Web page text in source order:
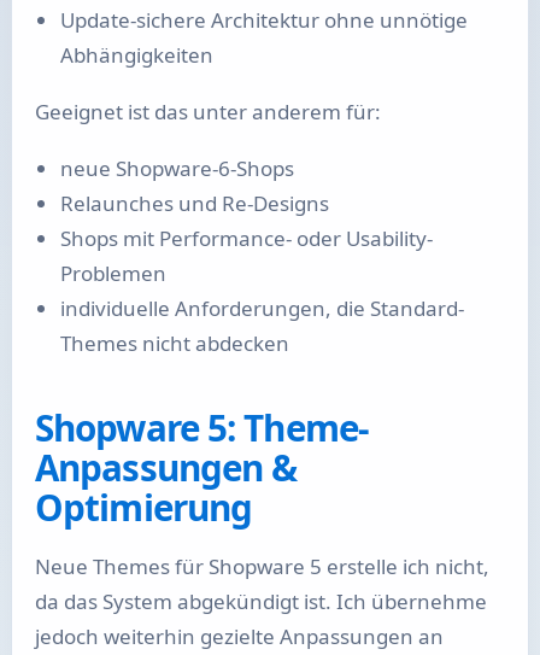
Update-sichere Architektur ohne unnötige
Abhängigkeiten
Geeignet ist das unter anderem für:
neue Shopware-6-Shops
Relaunches und Re-Designs
Shops mit Performance- oder Usability-
Problemen
individuelle Anforderungen, die Standard-
Themes nicht abdecken
Shopware 5: Theme-
Anpassungen &
Optimierung
Neue Themes für Shopware 5 erstelle ich nicht,
da das System abgekündigt ist. Ich übernehme
jedoch weiterhin gezielte Anpassungen an